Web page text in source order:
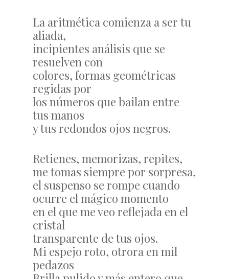
La aritmética comienza a ser tu
aliada,
incipientes análisis que se
resuelven con
colores, formas geométricas
regidas por
los números que bailan entre
tus manos
y tus redondos ojos negros.
Retienes, memorizas, repites,
me tomas siempre por sorpresa,
el suspenso se rompe cuando
ocurre el mágico momento
en el que me veo reflejada en el
cristal
transparente de tus ojos.
Mi espejo roto, otrora en mil
pedazos